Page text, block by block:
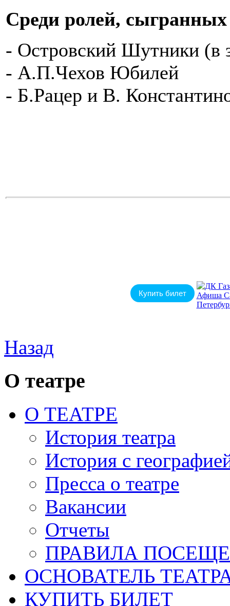
Среди ролей, сыгранных
- Островский Шутники (в
- А.П.Чехов Юбилей
- Б.Рацер и В.
Купить билет
Назад
О театре
О ТЕАТРЕ
История театра
История с
Пресса о театре
Вакансии
Отчеты
ПРАВИЛА
ОСНОВАТЕЛЬ
КУПИТЬ БИЛЕТ